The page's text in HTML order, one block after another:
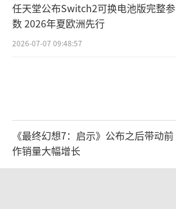
任天堂公布Switch2可换电池版完整参
数 2026年夏欧洲先行
2026-07-07 09:48:57
《最终幻想7：启示》公布之后带动前
作销量大幅增长
2026-08-03 09:46:57